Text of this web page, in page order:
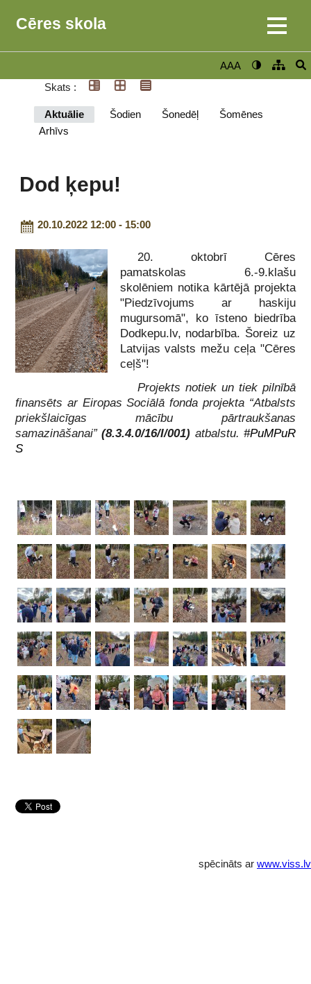
Cēres skola
AAA
Skats :
Aktuālie Šodien Šonedēļ
Šomēnes
Arhīvs
Dod ķepu!
20.10.2022 12:00 - 15:00
20. oktobrī Cēres
pamatskolas 6.-9.klašu
skolēniem notika kārtējā projekta
"Piedzīvojums ar haskiju
mugursomā", ko īsteno biedrība
Dodkepu.lv, nodarbība. Šoreiz uz
Latvijas valsts mežu ceļa "Cēres
ceļš"!
Projekts notiek un tiek pilnībā
finansēts ar Eiropas Sociālā fonda projekta “Atbalsts
priekšlaicīgas mācību pārtraukšanas
samazināšanai”(8.3.4.0/16/I/001) atbalstu.#PuMPuR
S
spēcināts ar www.viss.lv